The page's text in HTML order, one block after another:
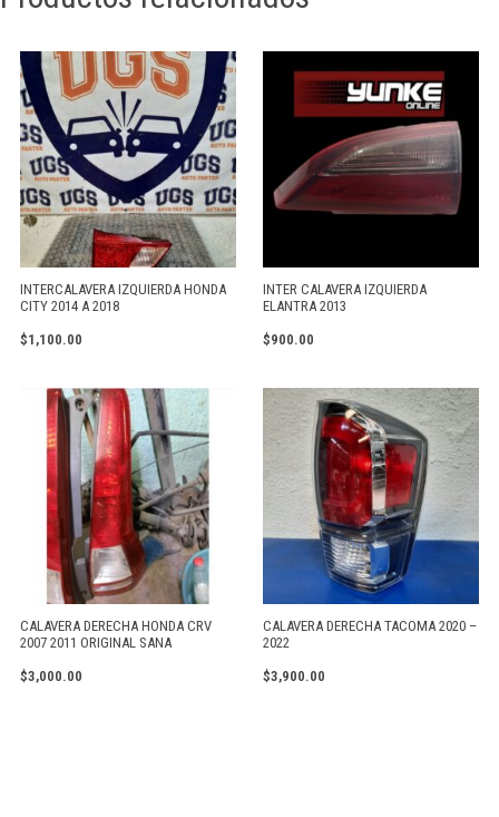
INTERCALAVERA IZQUIERDA HONDA
CITY 2014 A 2018
$1,100.00
INTER CALAVERA IZQUIERDA
ELANTRA 2013
$900.00
CALAVERA DERECHA HONDA CRV
2007 2011 ORIGINAL SANA
$3,000.00
CALAVERA DERECHA TACOMA 2020 –
2022
$3,900.00